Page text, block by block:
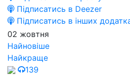
Підписатись в Deezer
Підписатись в інших
02 жовтня
Найновіше
Найкраще
139